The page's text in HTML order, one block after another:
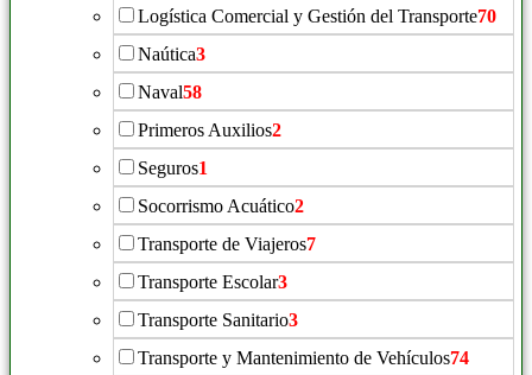
Logística Comercial y Gestión del Transporte70
Naútica3
Naval58
Primeros Auxilios2
Seguros1
Socorrismo Acuático2
Transporte de Viajeros7
Transporte Escolar3
Transporte Sanitario3
Transporte y Mantenimiento de Vehículos74